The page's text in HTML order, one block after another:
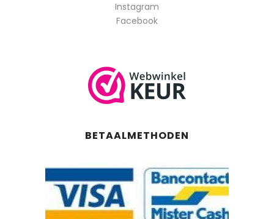
Instagram
Facebook
BETAALMETHODEN